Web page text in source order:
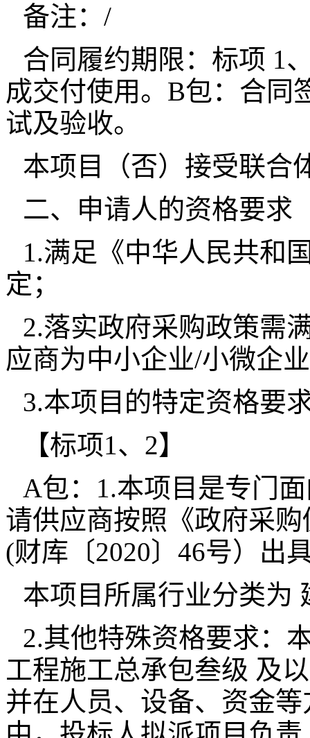
备注：/
合同履约期限：标项 1
成交付使用。B包：合同
试及验收。
本项目（否）接受联合
二、申请人的资格要求
1.满足《中华人民共和
定；
2.落实政府采购政策需
应商为中小企业/小微企业
3.本项目的特定资格要
【标项1、2】
A包：1.本项目是专门
请供应商按照《政府采
(财库〔2020〕46号）出
本项目所属行业分类为
2.其他特殊资格要求：
工程施工总承包叁级 及
并在人员、设备、资金